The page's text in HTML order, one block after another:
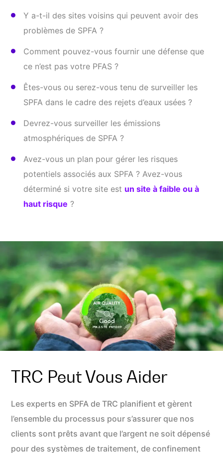
Y a-t-il des sites voisins qui peuvent avoir des
problèmes de SPFA ?
Comment pouvez-vous fournir une défense que
ce n’est pas votre PFAS ?
Êtes-vous ou serez-vous tenu de surveiller les
SPFA dans le cadre des rejets d’eaux usées ?
Devrez-vous surveiller les émissions
atmosphériques de SPFA ?
Avez-vous un plan pour gérer les risques
potentiels associés aux SPFA ? Avez-vous
déterminé si votre site est un site à faible ou à
haut risque ?
TRC Peut Vous Aider
Les experts en SPFA de TRC planifient et gèrent
l’ensemble du processus pour s’assurer que nos
clients sont prêts avant que l’argent ne soit dépensé
pour des systèmes de traitement, de confinement